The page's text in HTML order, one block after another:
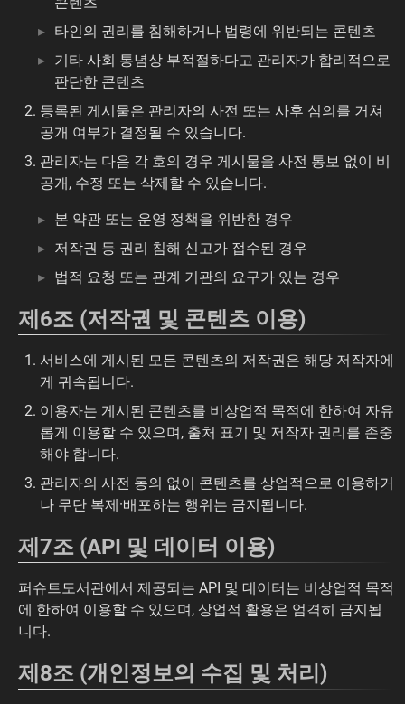
타인의 권리를 침해하거나 법령에 위반되는 콘텐츠
기타 사회 통념상 부적절하다고 관리자가 합리적으로
판단한 콘텐츠
등록된 게시물은 관리자의 사전 또는 사후 심의를 거쳐
공개 여부가 결정될 수 있습니다.
관리자는 다음 각 호의 경우 게시물을 사전 통보 없이 비
공개, 수정 또는 삭제할 수 있습니다.
본 약관 또는 운영 정책을 위반한 경우
저작권 등 권리 침해 신고가 접수된 경우
법적 요청 또는 관계 기관의 요구가 있는 경우
제6조 (저작권 및 콘텐츠 이용)
서비스에 게시된 모든 콘텐츠의 저작권은 해당 저작자에
게 귀속됩니다.
이용자는 게시된 콘텐츠를 비상업적 목적에 한하여 자유
롭게 이용할 수 있으며, 출처 표기 및 저작자 권리를 존중
해야 합니다.
관리자의 사전 동의 없이 콘텐츠를 상업적으로 이용하거
나 무단 복제·배포하는 행위는 금지됩니다.
제7조 (API 및 데이터 이용)
퍼슈트도서관에서 제공되는 API 및 데이터는 비상업적 목적
에 한하여 이용할 수 있으며, 상업적 활용은 엄격히 금지됩
니다.
제8조 (개인정보의 수집 및 처리)